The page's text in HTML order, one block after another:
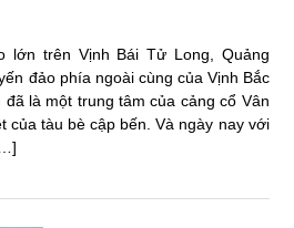
lớn trên Vịnh Bái Tử Long, Quảng
đảo phía ngoài cùng của Vịnh Bắc
là một trung tâm của cảng cổ Vân
của tàu bè cập bến. Và ngày nay với